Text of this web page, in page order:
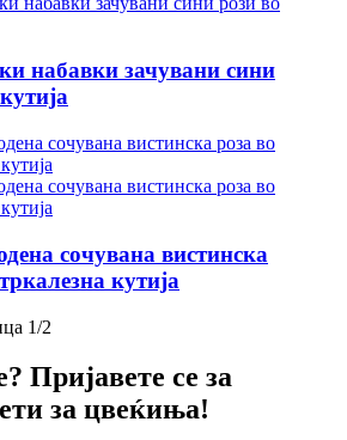
набавки зачувани сини
сочувана вистинска
кутија
1/2
Пријавете се за
за цвеќиња!